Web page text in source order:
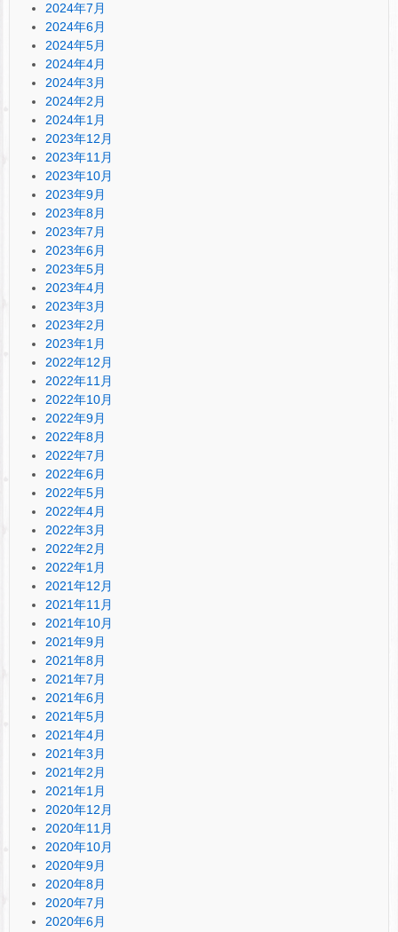
2024年7月
2024年6月
2024年5月
2024年4月
2024年3月
2024年2月
2024年1月
2023年12月
2023年11月
2023年10月
2023年9月
2023年8月
2023年7月
2023年6月
2023年5月
2023年4月
2023年3月
2023年2月
2023年1月
2022年12月
2022年11月
2022年10月
2022年9月
2022年8月
2022年7月
2022年6月
2022年5月
2022年4月
2022年3月
2022年2月
2022年1月
2021年12月
2021年11月
2021年10月
2021年9月
2021年8月
2021年7月
2021年6月
2021年5月
2021年4月
2021年3月
2021年2月
2021年1月
2020年12月
2020年11月
2020年10月
2020年9月
2020年8月
2020年7月
2020年6月